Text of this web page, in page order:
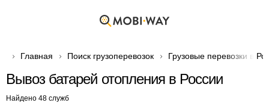
Главная Поиск грузоперевозок Грузовые перевозки в
Вывоз батарей отопления в России
Найдено 48 служб